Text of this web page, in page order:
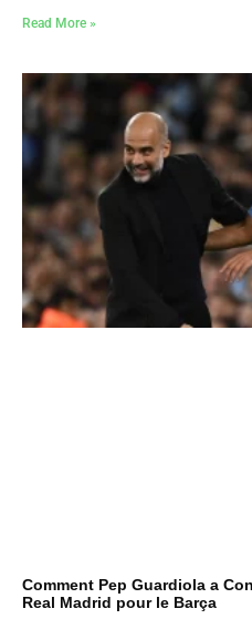
Read More »
Comment Pep Guardiola a
Real Madrid pour le Barça